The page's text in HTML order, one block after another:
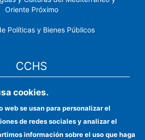
Oriente Próximo
Políticas y Bienes Públicos
CCHS
electrónica CSIC
institucional
para proveedores
cookies.
web se usan para personalizar el
de redes sociales y analizar el
información sobre el uso que haga